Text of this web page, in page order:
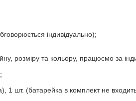
індивідуально);
розміру та кольору, працюємо за
1 шт. (батарейка в комплект не